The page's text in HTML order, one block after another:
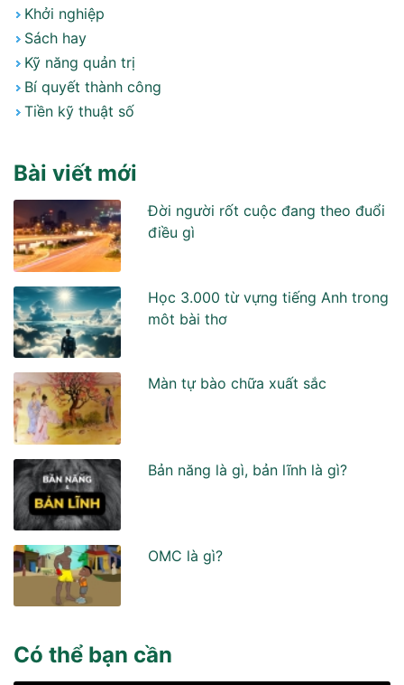
Khởi nghiệp
Sách hay
Kỹ năng quản trị
Bí quyết thành công
Tiền kỹ thuật số
Bài viết mới
Đời người rốt cuộc đang theo đuổi
điều gì
Học 3.000 từ vựng tiếng Anh trong
môt bài thơ
Màn tự bào chữa xuất sắc
Bản năng là gì, bản lĩnh là gì?
OMC là gì?
Có thể bạn cần